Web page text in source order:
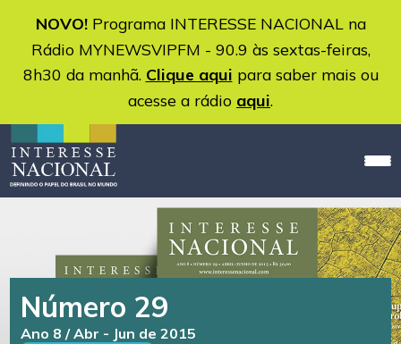
NOVO!Programa INTERESSE NACIONAL na
Rádio MYNEWSVIPFM - 90.9 às sextas-feiras,
8h30 da manhã. Clique aqui para saber mais ou
acesse a rádio aqui.
Número 29
Ano 8 / Abr - Jun de 2015